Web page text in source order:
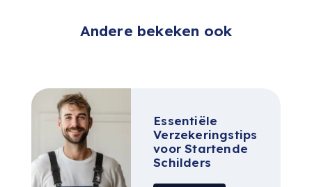
Andere bekeken ook
Essentiële
Verzekeringstips
voor Startende
Schilders